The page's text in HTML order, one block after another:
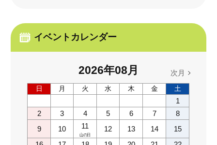
イベントカレンダー
2026年08月 次月
日 月 火 水 木 金 土
1
2
3 4 5 6 7
8
9
10 11
山の日
12 13 14
15